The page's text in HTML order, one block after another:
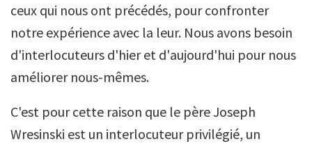
ceux qui nous ont précédés, pour confronter
notre expérience avec la leur. Nous avons besoin
d'interlocuteurs d'hier et d'aujourd'hui pour nous
améliorer nous-mêmes.
C'est pour cette raison que le père Joseph
Wresinski est un interlocuteur privilégié, un